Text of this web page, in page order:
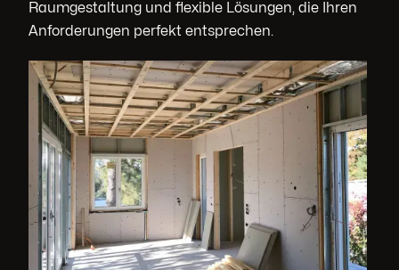
Raumgestaltung und flexible Lösungen, die Ihren
Anforderungen perfekt entsprechen.